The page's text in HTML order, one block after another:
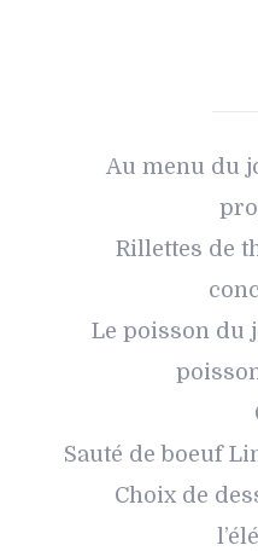
Au menu du
Rillettes de
Le poisson du
Sauté de boeuf
Choix de